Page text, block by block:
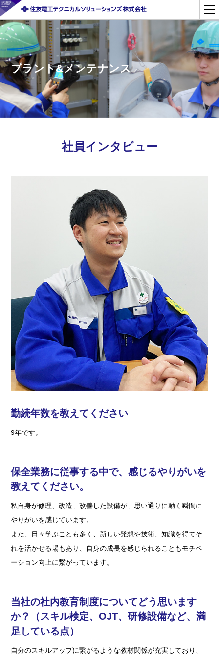
プラント&メンテナンス
社員インタビュー
勤続年数を教えてください
9年です。
保全業務に従事する中で、感じるやりがいを
教えてください。
私自身が修理、改造、改善した設備が、思い通りに動く瞬間に
やりがいを感じています。
また、日々学ぶことも多く、新しい発想や技術、知識を得てそ
れを活かせる場もあり、自身の成長を感じられることもモチベ
ーション向上に繋がっています。
当社の社内教育制度についてどう思います
か？
（スキル検定、OJT、研修設備など、満
足している点）
自分のスキルアップに繋がるような教材関係が充実しており、